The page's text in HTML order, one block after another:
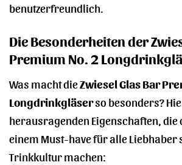
benutzerfreundlich.
Die Besonderheiten der
Premium No. 2
Was macht dieZwiesel Glas Bar
Longdrinkgläserso besonders?
herausragenden Eigenschaften, die
einem Must-have für alle
Trinkkultur machen: